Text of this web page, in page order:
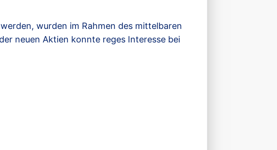
wurden im Rahmen des mittelbaren
neuen Aktien konnte reges Interesse bei